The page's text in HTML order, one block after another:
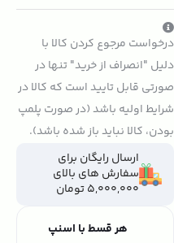
درخواست مرجوع کردن کالا با
دلیل "انصراف از خرید" تنها در
صورتی قابل تایید است که کالا در
شرایط اولیه باشد (در صورت پلمپ
بودن، کالا نباید باز شده باشد).
ارسال رایگان برای
سفارش های بالای
5,000,000 تومان
هر قسط با اسنپ